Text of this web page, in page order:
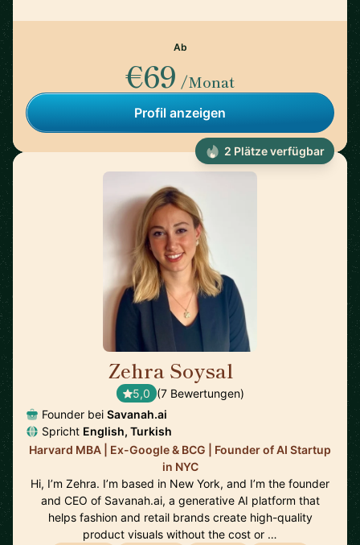
Ab
€69 /Monat
Profil anzeigen
Zehra Soysal
5,0 (7 Bewertungen)
Founder bei Savanah.ai
Spricht English, Turkish
Harvard MBA | Ex-Google & BCG | Founder of AI Startup
in NYC
Hi, I’m Zehra. I’m based in New York, and I’m the founder
and CEO of Savanah.ai, a generative AI platform that
helps fashion and retail brands create high-quality
product visuals without the cost or …
2 Plätze verfügbar